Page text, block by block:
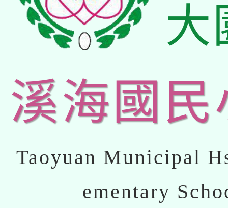
大
溪海國民
Taoyuan Municipal
ementary